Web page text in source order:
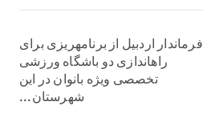
فرماندار اردبیل از برنامهریزی برای
راهاندازی دو باشگاه ورزشی
تخصصی ویژه بانوان در این
شهرستان...